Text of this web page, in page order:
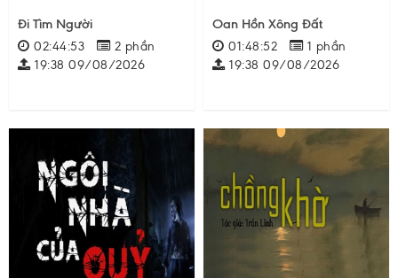
Đi Tìm Người
02:44:53
2 phần
19:38 09/08/2026
Oan Hồn Xông Đất
01:48:52
1 phần
19:38 09/08/2026